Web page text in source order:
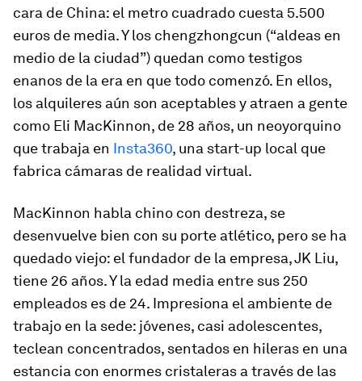
cara de China: el metro cuadrado cuesta 5.500
euros de media. Y los chengzhongcun (“aldeas en
medio de la ciudad”) quedan como testigos
enanos de la era en que todo comenzó. En ellos,
los alquileres aún son aceptables y atraen a gente
como Eli MacKinnon, de 28 años, un neoyorquino
que trabaja en Insta360, una start-up local que
fabrica cámaras de realidad virtual.
MacKinnon habla chino con destreza, se
desenvuelve bien con su porte atlético, pero se ha
quedado viejo: el fundador de la empresa, JK Liu,
tiene 26 años. Y la edad media entre sus 250
empleados es de 24. Impresiona el ambiente de
trabajo en la sede: jóvenes, casi adolescentes,
teclean concentrados, sentados en hileras en una
estancia con enormes cristaleras a través de las